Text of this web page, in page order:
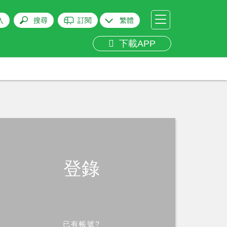
搜尋 訂閱 繁體
下載APP
登錄
已有帳號?